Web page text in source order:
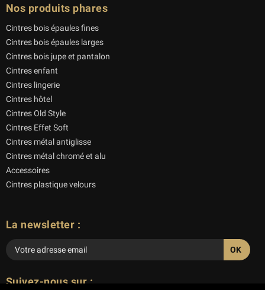
Nos produits phares
Cintres bois épaules fines
Cintres bois épaules larges
Cintres bois jupe et pantalon
Cintres enfant
Cintres lingerie
Cintres hôtel
Cintres Old Style
Cintres Effet Soft
Cintres métal antiglisse
Cintres métal chromé et alu
Accessoires
Cintres plastique velours
La newsletter :
laisser
Suivez-nous sur :